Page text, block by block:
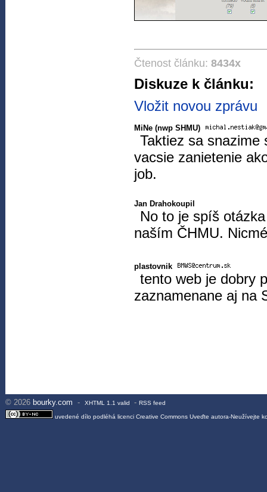
Čtenost článku: 8434x
Diskuze k článku:
Vložit novou zprávu
MiNe (nwp SHMU)
Taktiez sa snazime
vacsie zanietenie
job.
Jan Drahokoupil
No to je spíš
naším ČHMU.
plastovnik
tento web je dobry
zaznamenane aj na
© 2026 bourky.com - XHTML 1.1 valid - RSS feed
uvedené dílo podléhá licenci Creative Commons Uveďte autora-Neužívejte